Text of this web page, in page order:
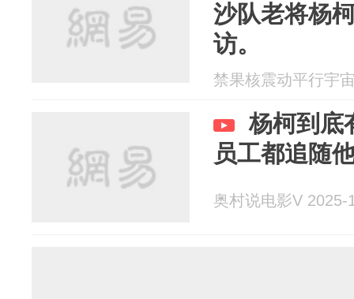
沙队老将杨
访。
禁果核震动平行宇
杨柯到底
员工都追随
奥村说电影V 2025-